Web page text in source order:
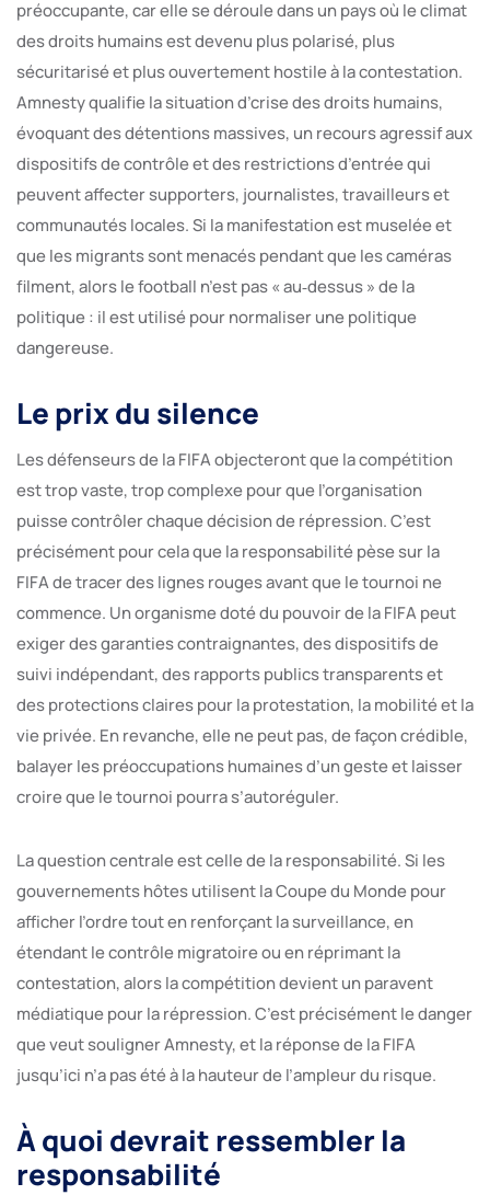
préoccupante, car elle se déroule dans un pays où le climat
des droits humains est devenu plus polarisé, plus
sécuritarisé et plus ouvertement hostile à la contestation.
Amnesty qualifie la situation d’crise des droits humains,
évoquant des détentions massives, un recours agressif aux
dispositifs de contrôle et des restrictions d’entrée qui
peuvent affecter supporters, journalistes, travailleurs et
communautés locales. Si la manifestation est muselée et
que les migrants sont menacés pendant que les caméras
filment, alors le football n’est pas « au‑dessus » de la
politique : il est utilisé pour normaliser une politique
dangereuse.
Le prix du silence
Les défenseurs de la FIFA objecteront que la compétition
est trop vaste, trop complexe pour que l’organisation
puisse contrôler chaque décision de répression. C’est
précisément pour cela que la responsabilité pèse sur la
FIFA de tracer des lignes rouges avant que le tournoi ne
commence. Un organisme doté du pouvoir de la FIFA peut
exiger des garanties contraignantes, des dispositifs de
suivi indépendant, des rapports publics transparents et
des protections claires pour la protestation, la mobilité et la
vie privée. En revanche, elle ne peut pas, de façon crédible,
balayer les préoccupations humaines d’un geste et laisser
croire que le tournoi pourra s’autoréguler.
La question centrale est celle de la responsabilité. Si les
gouvernements hôtes utilisent la Coupe du Monde pour
afficher l’ordre tout en renforçant la surveillance, en
étendant le contrôle migratoire ou en réprimant la
contestation, alors la compétition devient un paravent
médiatique pour la répression. C’est précisément le danger
que veut souligner Amnesty, et la réponse de la FIFA
jusqu’ici n’a pas été à la hauteur de l’ampleur du risque.
À quoi devrait ressembler la
responsabilité